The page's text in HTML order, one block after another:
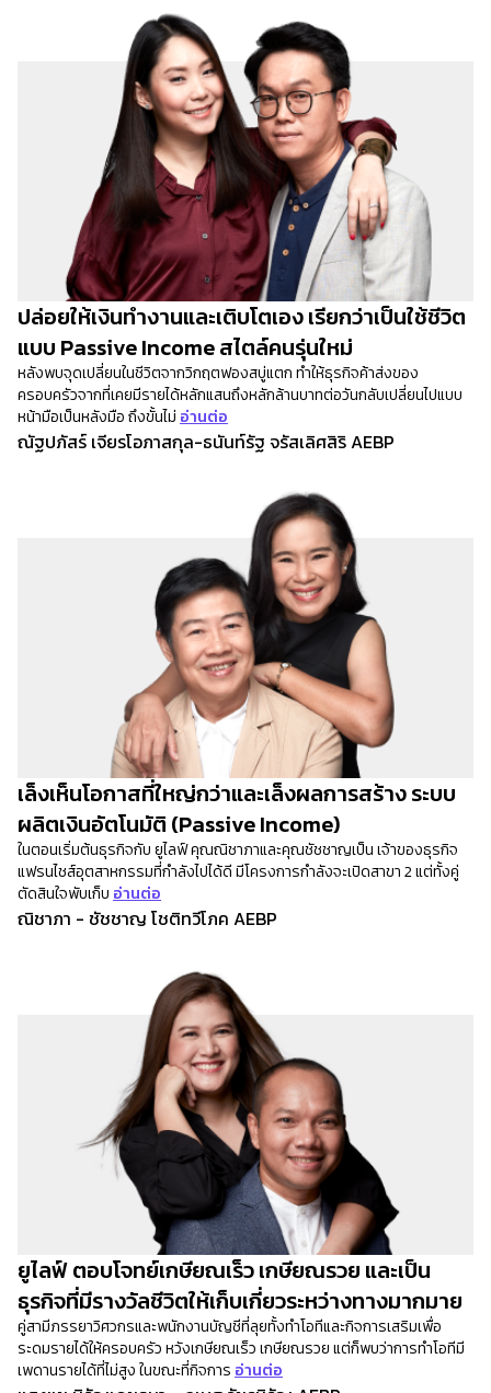
ปล่อยให้เงินทำงานและเติบโตเอง เรียกว่าเป็นใช้ชีวิต
แบบ Passive Income สไตล์คนรุ่นใหม่
หลังพบจุดเปลี่ยนในชีวิตจากวิกฤตฟองสบู่แตก ทำให้ธุรกิจค้าส่งของ
ครอบครัวจากที่เคยมีรายได้หลักแสนถึงหลักล้านบาทต่อวันกลับเปลี่ยนไปแบบ
หน้ามือเป็นหลังมือ ถึงขั้นไม่ อ่านต่อ
ณัฐปภัสร์ เจียรโอภาสกุล-ธนันท์รัฐ จรัสเลิศสิริ AEBP
เล็งเห็นโอกาสที่ใหญ่กว่าและเล็งผลการสร้าง ระบบ
ผลิตเงินอัตโนมัติ (Passive Income)
ในตอนเริ่มต้นธุรกิจกับ ยูไลฟ์ คุณณิชาภาและคุณชัชชาญเป็น เจ้าของธุรกิจ
แฟรนไชส์อุตสาหกรรมที่กำลังไปได้ดี มีโครงการกำลังจะเปิดสาขา 2 แต่ทั้งคู่
ตัดสินใจพับเก็บ อ่านต่อ
ณิชาภา - ชัชชาญ โชติทวีโภค AEBP
ยูไลฟ์ ตอบโจทย์เกษียณเร็ว เกษียณรวย และเป็น
ธุรกิจที่มีรางวัลชีวิตให้เก็บเกี่ยวระหว่างทางมากมาย
คู่สามีภรรยาวิศวกรและพนักงานบัญชีที่ลุยทั้งทำโอทีและกิจการเสริมเพื่อ
ระดมรายได้ให้ครอบครัว หวังเกษียณเร็ว เกษียณรวย แต่ก็พบว่าการทำโอทีมี
เพดานรายได้ที่ไม่สูง ในขณะที่กิจการ อ่านต่อ